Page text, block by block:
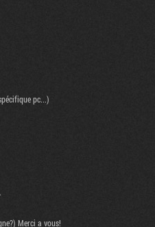
pc...)
Merci a vous!